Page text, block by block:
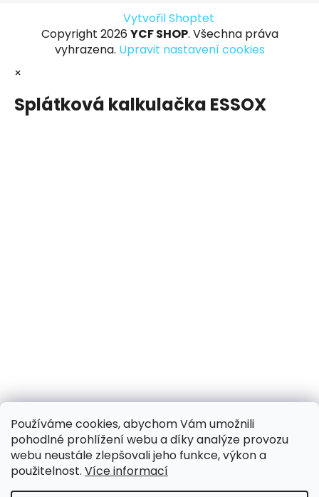
Používáme cookies, abychom Vám umožnili
pohodlné prohlížení webu a díky analýze provozu
webu neustále zlepšovali jeho funkce, výkon a
použitelnost. Více informací
Vytvořil Shoptet
Copyright 2026 YCF SHOP. Všechna práva
vyhrazena. Upravit nastavení cookies
×
Splátková kalkulačka ESSOX